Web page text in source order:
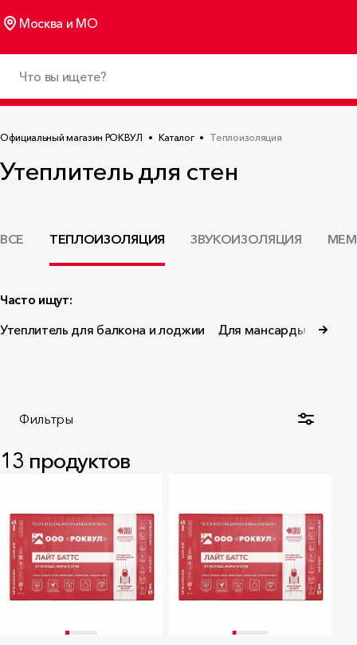
Москва и МО
Официальный магазин РОКВУЛ Каталог Теплоизоляция
Утеплитель для стен
ВСЕ ТЕПЛОИЗОЛЯЦИЯ ЗВУКОИЗОЛЯЦИЯ
Часто ищут:
Утеплитель для балкона и лоджии
Для мансарды
13 продуктов
Фильтры